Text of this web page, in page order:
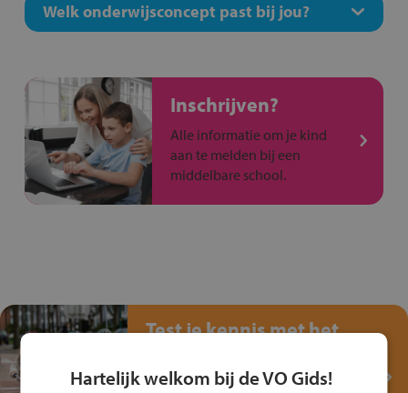
Welk onderwijsconcept past bij jou?
Inschrijven?
Alle informatie om je kind
aan te melden bij een
middelbare school.
Test je kennis met het
Verkeersspel!
Hartelijk welkom bij de VO Gids!